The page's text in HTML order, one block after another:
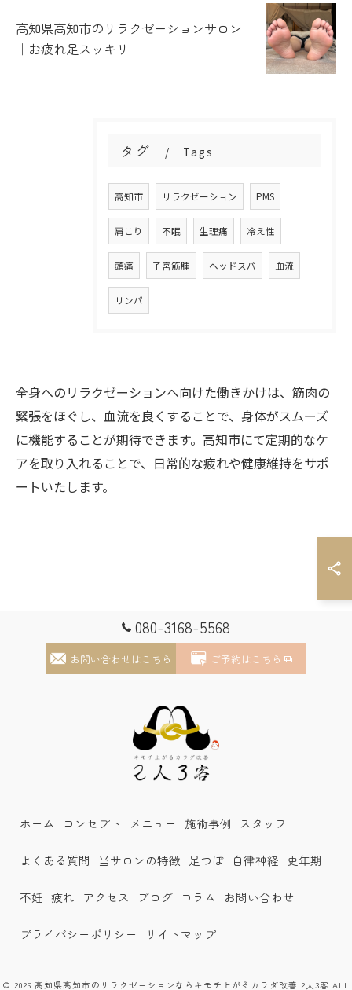
高知県高知市のリラクゼーションサロン
｜お疲れ足スッキリ
タグ Tags
高知市 リラクゼーション PMS
肩こり 不眠 生理痛 冷え性
頭痛 子宮筋腫 ヘッドスパ 血流
リンパ
全身へのリラクゼーションへ向けた働きかけは、筋肉の
緊張をほぐし、血流を良くすることで、身体がスムーズ
に機能することが期待できます。高知市にて定期的なケ
アを取り入れることで、日常的な疲れや健康維持をサポ
ートいたします。
080-3168-5568
お問い合わせはこちら ご予約はこちら
ホーム コンセプト メニュー 施術事例 スタッフ
よくある質問 当サロンの特徴 足つぼ 自律神経 更年期
不妊 疲れ アクセス ブログ コラム お問い合わせ
プライバシーポリシー サイトマップ
© 2026 高知県高知市のリラクゼーションならキモチ上がるカラダ改善 2人3客 ALL
ご予約はこちら